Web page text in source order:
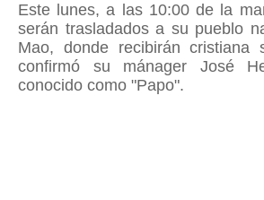
Este lunes, a las 10:00 de la
serán trasladados a su pueblo
Mao, donde recibirán cristiana
confirmó su mánager José
conocido como "Papo".